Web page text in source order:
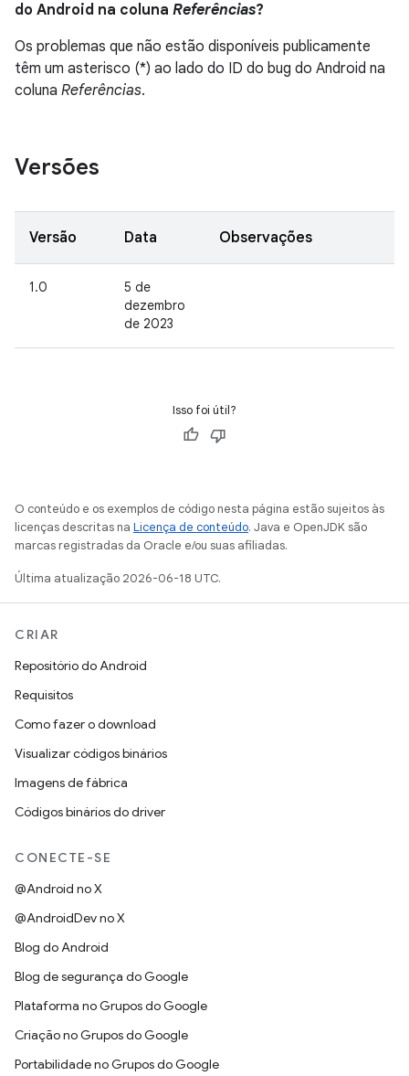
do Android na coluna Referências?
Os problemas que não estão disponíveis publicamente
têm um asterisco (*) ao lado do ID do bug do Android na
coluna Referências.
Versões
Versão Data Observações
1.0
5 de
dezembro
de 2023
Isso foi útil?
O conteúdo e os exemplos de código nesta página estão sujeitos às
licenças descritas na Licença de conteúdo. Java e OpenJDK são
marcas registradas da Oracle e/ou suas afiliadas.
Última atualização 2026-06-18 UTC.
CRIAR
Repositório do Android
Requisitos
Como fazer o download
Visualizar códigos binários
Imagens de fábrica
Códigos binários do driver
CONECTE-SE
@Android no X
@AndroidDev no X
Blog do Android
Blog de segurança do Google
Plataforma no Grupos do Google
Criação no Grupos do Google
Portabilidade no Grupos do Google